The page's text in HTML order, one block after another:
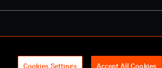
Politica Sociale E Digitale
Cookies Settings Accept All Cookies